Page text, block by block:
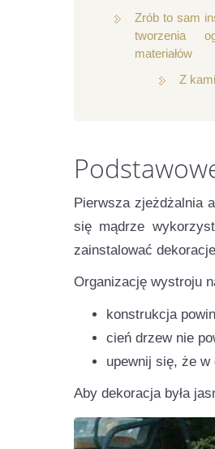
Zrób to sam
tworzenia
materiałów
Z
Pierwsza zjeżdżalnia
się mądrze
zainstalować
Organizację wystroju
konstrukcja
cień drzew nie
upewnij się, że
Aby dekoracja była